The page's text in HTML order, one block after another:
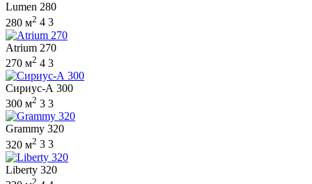
Lumen 280
280 м2 4 3
Atrium 270
270 м2 4 3
Сириус-А 300
300 м2 3 3
Grammy 320
320 м2 3 3
Liberty 320
2